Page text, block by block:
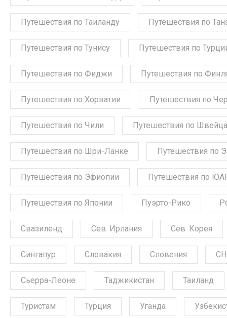
Путешествия по Таиланду Путешествия по
Путешествия по Тунису Путешествия по
Путешествия по Фиджи Путешествия по
Путешествия по Хорватии Путешествия по
Путешествия по Чили Путешествия по
Путешествия по Шри-Ланке Путешествия по
Путешествия по Эфиопии Путешествия по
Путешествия по Японии Пуэрто-Рико
Свазиленд Сев. Ирлания Сев. Корея
Сингапур Словакия Словения
Сьерра-Леоне Таджикистан Таиланд
Туристам Турция Уганда